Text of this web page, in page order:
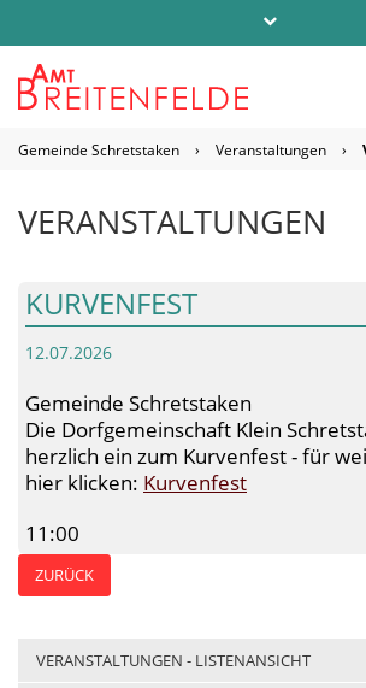
info@amt-breitenfelde.de
Gemeinde Schretstaken › Veranstaltungen ›
VERANSTALTUNGEN
KURVENFEST
12.07.2026
Gemeinde Schretstaken
Die Dorfgemeinschaft Klein
herzlich ein zum Kurvenfest - für
hier klicken: Kurvenfest
11:00
ZURÜCK
VERANSTALTUNGEN - LISTENANSICHT